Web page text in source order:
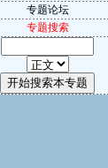
专题论坛
专题搜索